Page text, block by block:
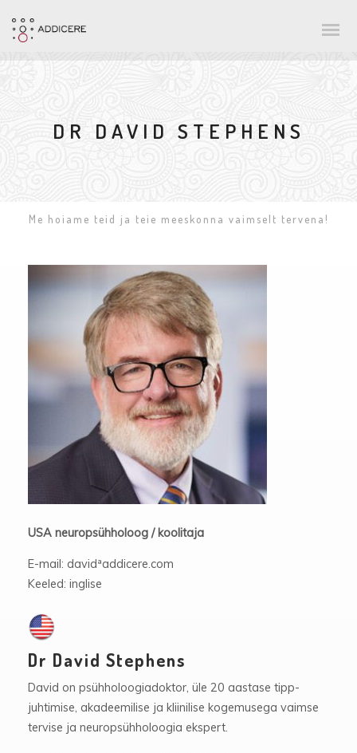
DR DAVID STEPHENS
Me hoiame teid ja teie meeskonna vaimselt tervena!
USA neuropsühholoog / koolitaja
E-mail: davidªaddicere.com
Keeled: inglise
Dr David Stephens
David on psühholoogiadoktor, üle 20 aastase tipp-
juhtimise, akadeemilise ja kliinilise kogemusega vaimse
tervise ja neuropsühholoogia ekspert.